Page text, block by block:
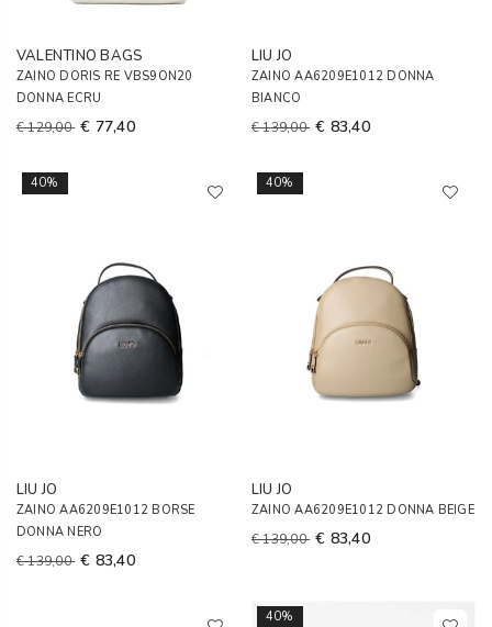
VALENTINO BAGS
ZAINO DORIS RE VBS9ON20
DONNA ECRU
€ 129,00 € 77,40
LIU JO
ZAINO AA6209E1012 DONNA
BIANCO
€ 139,00 € 83,40
40%
LIU JO
ZAINO AA6209E1012 BORSE
DONNA NERO
€ 139,00 € 83,40
40%
LIU JO
ZAINO AA6209E1012 DONNA BEIGE
€ 139,00 € 83,40
40%